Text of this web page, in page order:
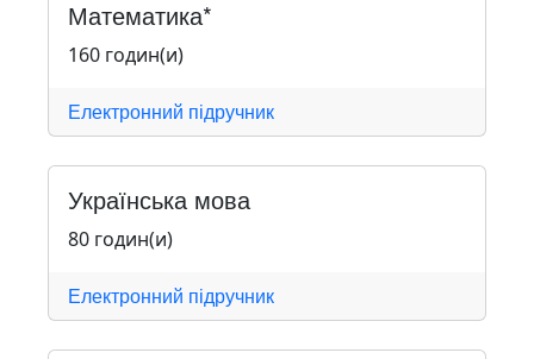
Математика*
160 годин(и)
Електронний підручник
Українська мова
80 годин(и)
Електронний підручник